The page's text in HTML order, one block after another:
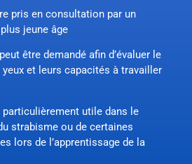
pris en consultation par un
jeune âge
être demandé afin d’évaluer le
et leurs capacités à travailler
utile dans le
strabisme ou de certaines
lors de l’apprentissage de la